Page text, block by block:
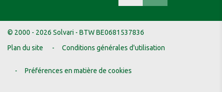
© 2000 - 2026 Solvari - BTW BE0681537836
Plan du site
Conditions générales d'utilisation
Préférences en matière de cookies